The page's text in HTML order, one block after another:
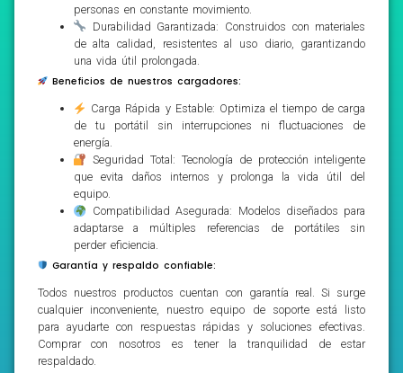
personas en constante movimiento.
Durabilidad Garantizada: Construidos con materiales
de alta calidad, resistentes al uso diario, garantizando
una vida útil prolongada.
Beneficios de nuestros cargadores:
Carga Rápida y Estable: Optimiza el tiempo de carga
de tu portátil sin interrupciones ni fluctuaciones de
energía.
Seguridad Total: Tecnología de protección inteligente
que evita daños internos y prolonga la vida útil del
equipo.
Compatibilidad Asegurada: Modelos diseñados para
adaptarse a múltiples referencias de portátiles sin
perder eficiencia.
Garantía y respaldo confiable:
Todos nuestros productos cuentan con garantía real. Si surge
cualquier inconveniente, nuestro equipo de soporte está listo
para ayudarte con respuestas rápidas y soluciones efectivas.
Comprar con nosotros es tener la tranquilidad de estar
respaldado.